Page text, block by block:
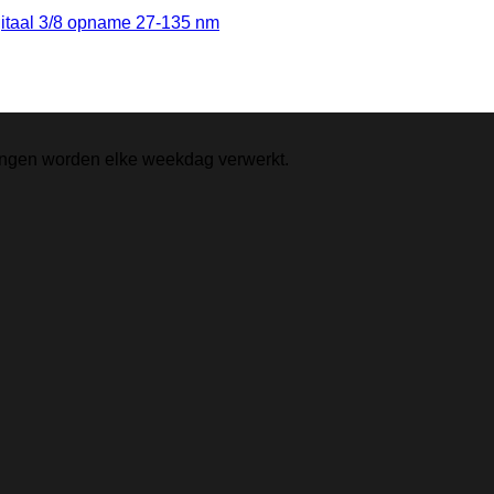
3/8 opname 27-135 nm
worden elke weekdag verwerkt.